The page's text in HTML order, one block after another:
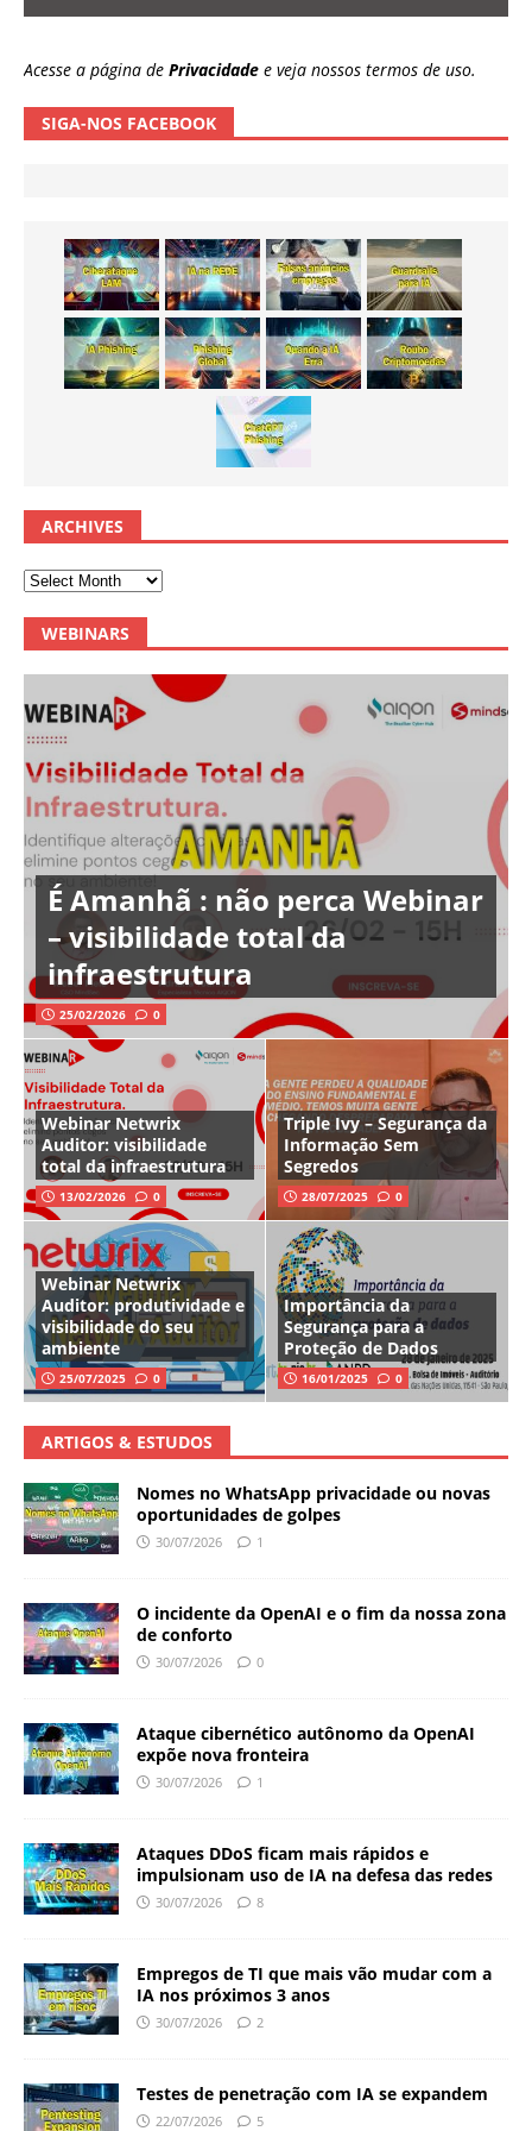
Acesse a página de Privacidade e veja nossos termos de uso.
SIGA-NOS FACEBOOK
ARCHIVES
WEBINARS
É Amanhã : não perca Webinar
– visibilidade total da
infraestrutura
25/02/2026 0
Webinar Netwrix
Auditor: visibilidade
total da infraestrutura
13/02/2026 0
Triple Ivy – Segurança da
Informação Sem
Segredos
28/07/2025 0
Webinar Netwrix
Auditor: produtividade e
visibilidade do seu
ambiente
25/07/2025 0
Importância da
Segurança para a
Proteção de Dados
16/01/2025 0
ARTIGOS & ESTUDOS
Nomes no WhatsApp privacidade ou novas
oportunidades de golpes
30/07/2026 1
O incidente da OpenAI e o fim da nossa zona
de conforto
30/07/2026 0
Ataque cibernético autônomo da OpenAI
expõe nova fronteira
30/07/2026 1
Ataques DDoS ficam mais rápidos e
impulsionam uso de IA na defesa das redes
30/07/2026 8
Empregos de TI que mais vão mudar com a
IA nos próximos 3 anos
30/07/2026 2
Testes de penetração com IA se expandem
22/07/2026 5